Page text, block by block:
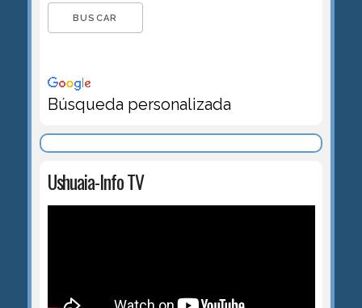
Búsqueda personalizada
Ushuaia-Info TV